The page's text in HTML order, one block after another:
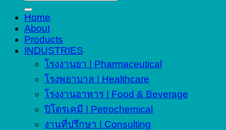
Home
About
Products
INDUSTRIES
โรงงานยา | Pharmaceutical
โรงพยาบาล | Healthcare
โรงงานอาหาร | Food & Beverage
ปิโตรเคมี | Petrochemical
งานที่ปรึกษา | Consulting